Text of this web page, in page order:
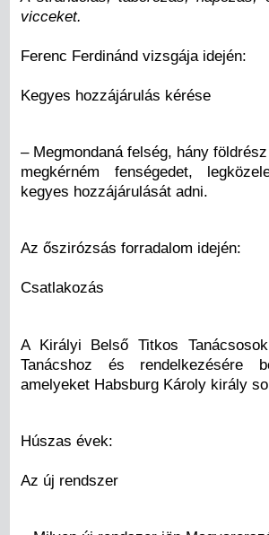
vicceket.
Ferenc Ferdinánd vizsgája idején:
Kegyes hozzájárulás kérése
– Megmondaná felség, hány
megkérném fenségedet,
kegyes hozzájárulását adni.
Az őszirózsás forradalom idején:
Csatlakozás
A Királyi Belső Titkos
Tanácshoz és rendelkezésére
amelyeket Habsburg Károly király
Húszas évek:
Az új rendszer